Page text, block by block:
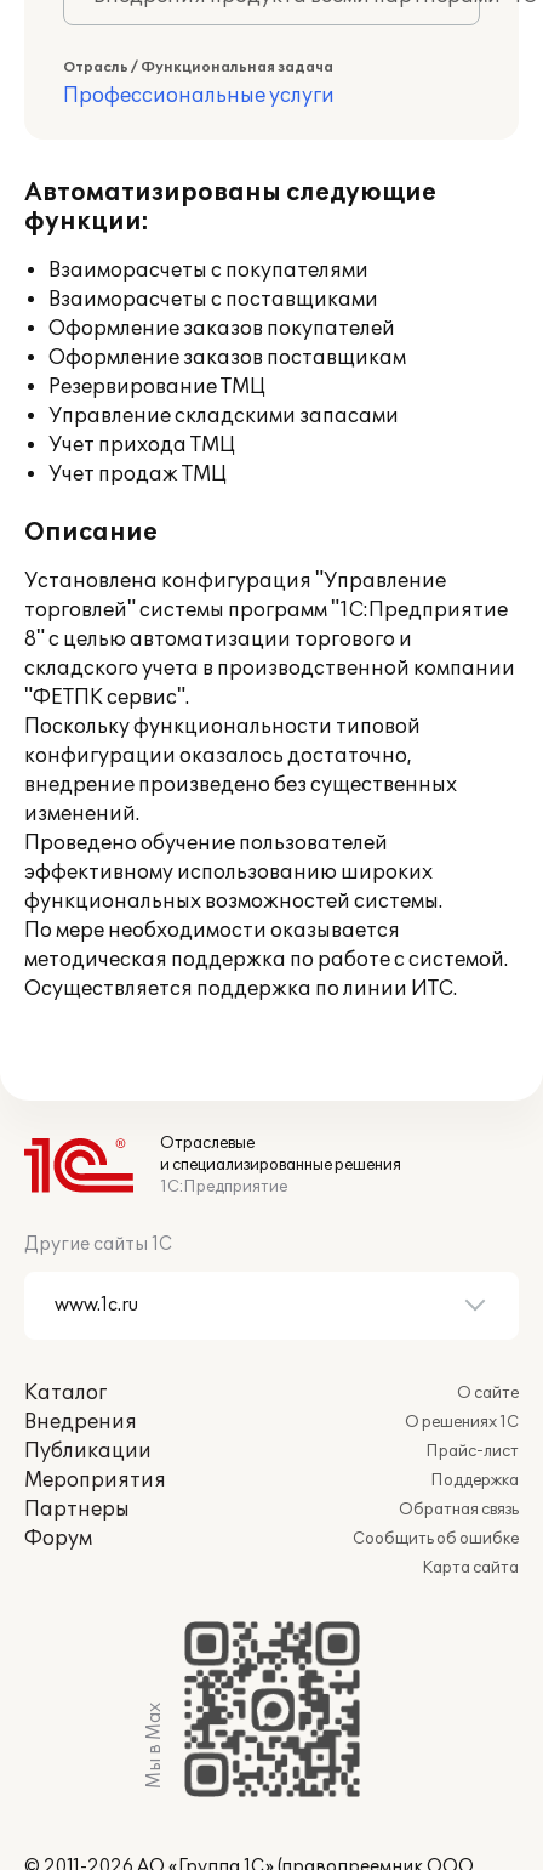
Отрасль / Функциональная задача
Профессиональные услуги
Автоматизированы следующие
функции:
Взаиморасчеты с покупателями
Взаиморасчеты с поставщиками
Оформление заказов покупателей
Оформление заказов поставщикам
Резервирование ТМЦ
Управление складскими запасами
Учет прихода ТМЦ
Учет продаж ТМЦ
Описание
Установлена конфигурация "Управление
торговлей" системы программ "1С:Предприятие
8" с целью автоматизации торгового и
складского учета в производственной компании
"ФЕТПК сервис".
Поскольку функциональности типовой
конфигурации оказалось достаточно,
внедрение произведено без существенных
изменений.
Проведено обучение пользователей
эффективному использованию широких
функциональных возможностей системы.
По мере необходимости оказывается
методическая поддержка по работе с системой.
Осуществляется поддержка по линии ИТС.
Отраслевые
и специализированные решения
1С:Предприятие
Другие сайты 1С
Каталог
Внедрения
Публикации
Мероприятия
Партнеры
Форум
О сайте
О решениях 1С
Прайс-лист
Поддержка
Обратная связь
Сообщить об ошибке
Карта сайта
Мы в Max